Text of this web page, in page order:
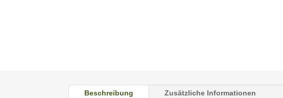
Beschreibung Zusätzliche Informationen